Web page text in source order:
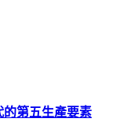
第五生產要素